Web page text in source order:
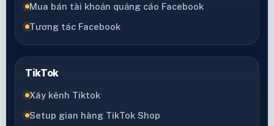
Mua bán tài khoản quảng cáo Facebook
Tương tác Facebook
TikTok
Xây kênh Tiktok
Setup gian hàng TikTok Shop